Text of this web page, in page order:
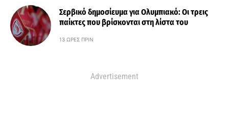
Σερβικό δημοσίευμα για Ολυμπιακό: Οι τρεις
παίκτες που βρίσκονται στη λίστα του
13 ΏΡΕΣ ΠΡΙΝ
Advertisement